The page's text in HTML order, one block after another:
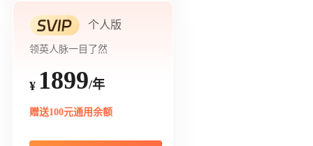
个人版
领英人脉一目了然
¥ 1899/年
赠送100元通用余额